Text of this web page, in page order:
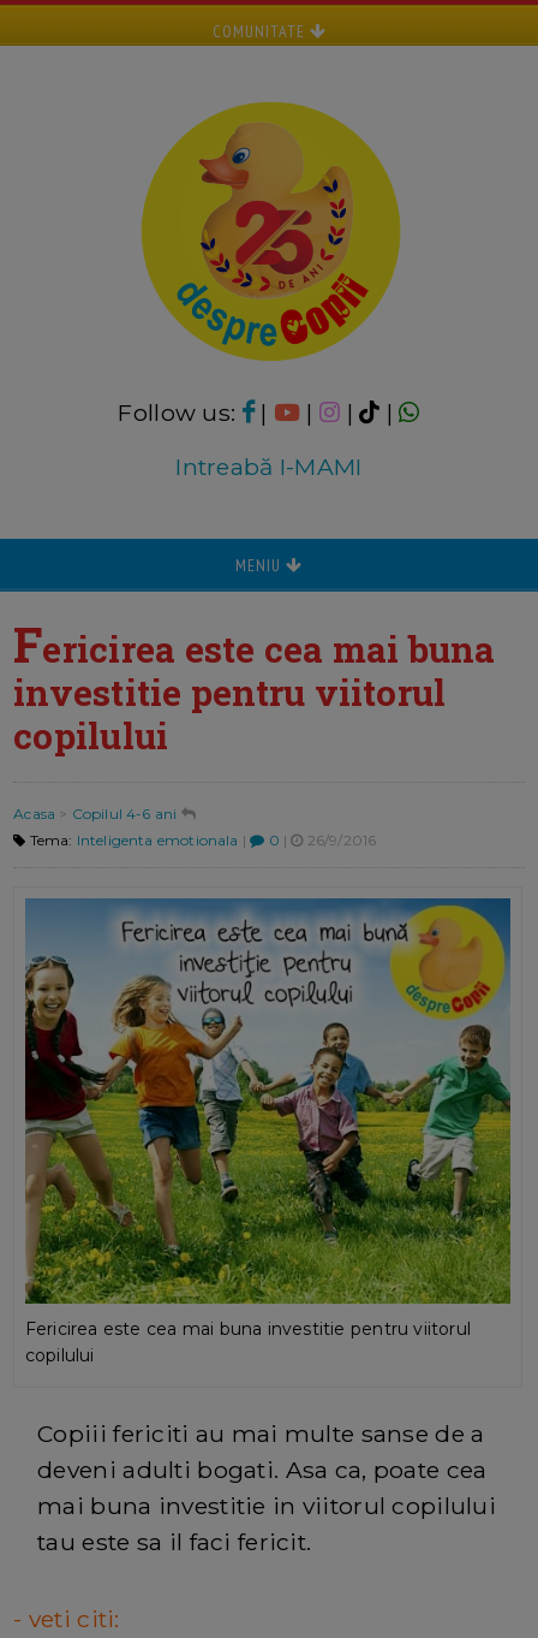
COMUNITATE
Follow us: | | |
|
Intreabă I-MAMI
MENIU
Fericirea este cea mai buna
investitie pentru viitorul
copilului
Acasa > Copilul 4-6 ani
Tema: Inteligenta emotionala | 0 | 26/9/2016
Fericirea este cea mai buna investitie pentru viitorul
copilului
Copiii fericiti au mai multe sanse de a
deveni adulti bogati. Asa ca, poate cea
mai buna investitie in viitorul copilului
tau este sa il faci fericit.
- veti citi: